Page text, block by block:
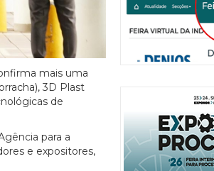
mais uma
3D Plast
de
para a
e expositores,